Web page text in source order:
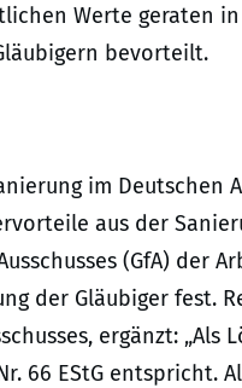
Werte geraten in
bevorteilt.
im Deutschen
aus der
(GfA) der
der Gläubiger fest.
ergänzt: „Als
66 EStG entspricht.